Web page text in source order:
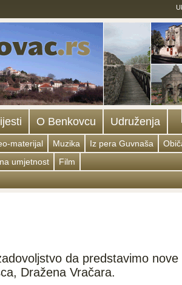
O Benkovcu Udruženja
materijal Muzika Iz pera Guvnaša
umjetnost Film
da predstavimo nove
Dražena Vračara.